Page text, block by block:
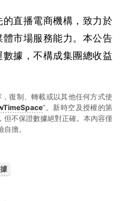
直播電商機構，致力於
市場服務能力。本公告
據，不構成集團總收益
復制、轉載或以其他任何方式使
”。新時空及授權的第
不保證數據絕對正確。本內容僅
擔。